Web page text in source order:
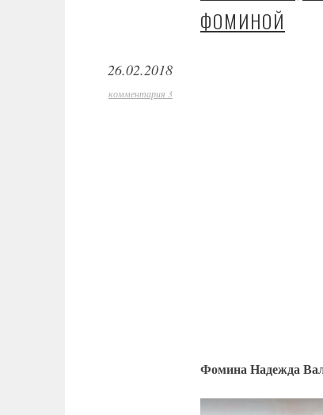
ФОМИНОЙ
26.02.2018
комментария 3
Фомина Надежда